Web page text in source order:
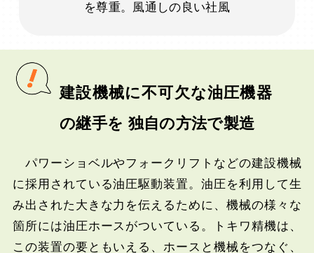
を尊重。風通しの良い社風
建設機械に不可欠な油圧機器
の継手を 独自の方法で製造
パワーショベルやフォークリフトなどの建設機械
に採用されている油圧駆動装置。油圧を利用して生
み出された大きな力を伝えるために、機械の様々な
箇所には油圧ホースがついている。トキワ精機は、
この装置の要ともいえる、ホースと機械をつなぐ、